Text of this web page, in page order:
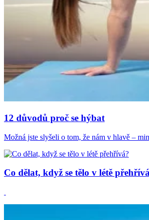
12 důvodů proč se hýbat
Možná jste slyšeli o tom, že nám v hlavě –
Co dělat, když se tělo v létě